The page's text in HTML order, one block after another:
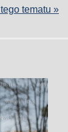
tematu »